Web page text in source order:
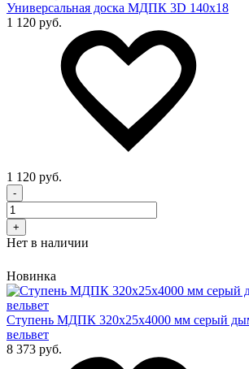
Универсальная доска МДПК 3D 140x18
1 120 руб.
1 120 руб.
-
+
Нет в наличии
Новинка
Cтупень МДПК 320х25х4000 мм серый
вельвет
8 373 руб.